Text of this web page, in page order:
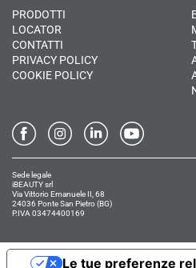
PRODOTTI
LOCATOR
CONTATTI
PRIVACY POLICY
COOKIE POLICY
Sede legale
iBEAUTY srl
Via Vittorio Emanuele II, 68
24036 Ponte San Pietro (BG)
P.IVA 03474400169
Le tue preferenze